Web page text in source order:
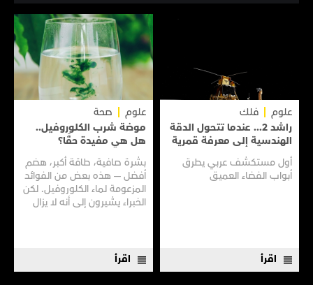
علوم
فلك
راشد 2... عندما تتحول الدقة
الهندسية إلى معرفة قمرية
أول مستكشف عربي يطرق
أبواب الفضاء العميق
اقرأ
علوم
صحة
موضة شرب الكلوروفيل..
هل هي مفيدة حقًا؟
بشرة صافية، طاقة أكبر، هضم
أفضل — هذه بعض من الفوائد
المزعومة لماء الكلوروفيل. لكن
الخبراء يشيرون إلى أنه لا يزال
اقرأ